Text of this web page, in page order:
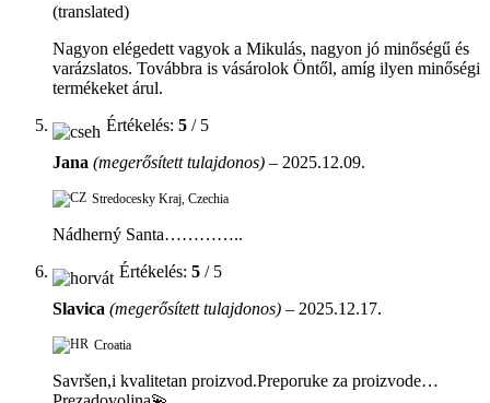
(translated)
Nagyon elégedett vagyok a Mikulás, nagyon jó minőségű és
varázslatos. Továbbra is vásárolok Öntől, amíg ilyen minőségi
termékeket árul.
Értékelés: 5 / 5
Jana (megerősített tulajdonos) – 2025.12.09.
Stredocesky Kraj, Czechia
Nádherný Santa…………..
Értékelés: 5 / 5
Slavica (megerősített tulajdonos) – 2025.12.17.
Croatia
Savršen,i kvalitetan proizvod.Preporuke za proizvode…